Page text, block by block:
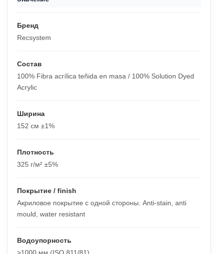
Бренд
Recsystem
Состав
100% Fibra acrílica teñida en masa / 100% Solution Dyed
Acrylic
Ширина
152 см ±1%
Плотность
325 г/м² ±5%
Покрытие / finish
Акриловое покрытие с одной стороны. Anti-stain, anti
mould, water resistant
Водоупорность